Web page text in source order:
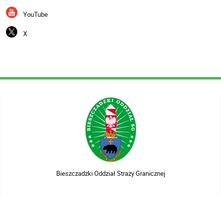
YouTube
X
Bieszczadzki Oddział Straży Granicznej